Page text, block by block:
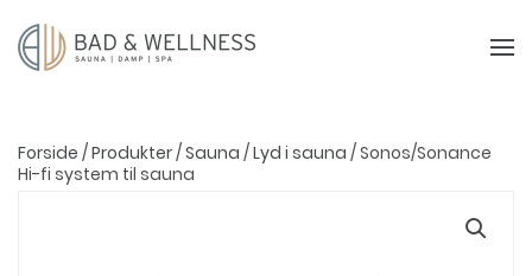
Forside /Produkter/Sauna /Lyd i sauna / Sonos/Sonance
Hi-fi system til sauna